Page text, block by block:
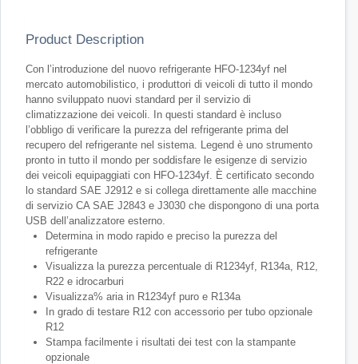
Product Description
Con l’introduzione del nuovo refrigerante HFO-1234yf nel
mercato automobilistico, i produttori di veicoli di tutto il mondo
hanno sviluppato nuovi standard per il servizio di
climatizzazione dei veicoli. In questi standard è incluso
l’obbligo di verificare la purezza del refrigerante prima del
recupero del refrigerante nel sistema. Legend è uno strumento
pronto in tutto il mondo per soddisfare le esigenze di servizio
dei veicoli equipaggiati con HFO-1234yf. È certificato secondo
lo standard SAE J2912 e si collega direttamente alle macchine
di servizio CA SAE J2843 e J3030 che dispongono di una porta
USB dell’analizzatore esterno.
Determina in modo rapido e preciso la purezza del
refrigerante
Visualizza la purezza percentuale di R1234yf, R134a, R12,
R22 e idrocarburi
Visualizza% aria in R1234yf puro e R134a
In grado di testare R12 con accessorio per tubo opzionale
R12
Stampa facilmente i risultati dei test con la stampante
opzionale